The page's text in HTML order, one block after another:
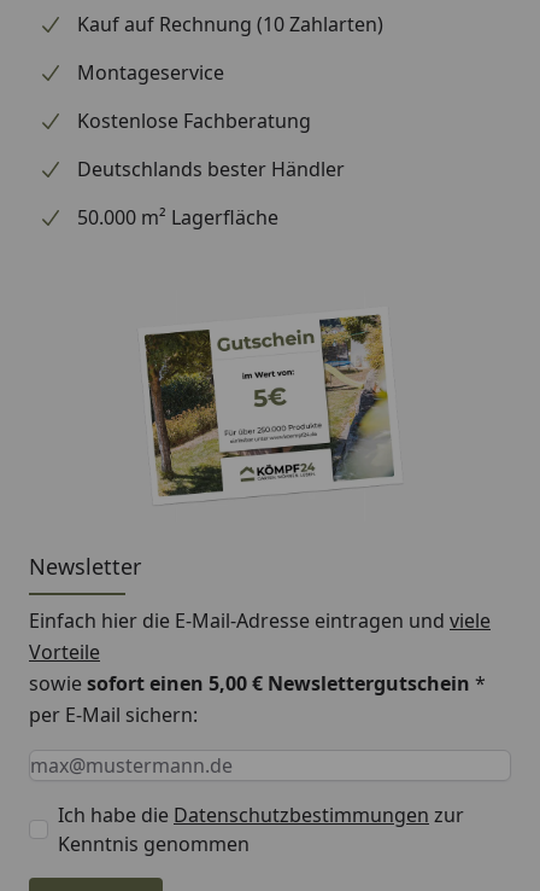
Verbindungselemente
Edelstahlschrauben
Optionale Erweiterungen (siehe Reiter
"Zubehör"):
Einlegeboden
KGT Hochbeet UrbanGrow M
Montageanleitung
Kauf auf Rechnung (10 Zahlarten)
Montageservice
Kostenlose Fachberatung
Deutschlands bester Händler
50.000 m² Lagerfläche
Newsletter
Einfach hier die E-Mail-Adresse eintragen und viele
Vorteile
sowiesofort einen 5,00 € Newslettergutschein *
per E-Mail sichern:
Keine Eingabe erforderlich
Eingabe erforderlich
E-Mail *
Ich habe die Datenschutzbestimmungen zur
Kenntnis genommen